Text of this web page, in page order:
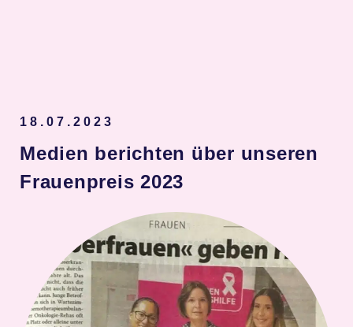
18.07.2023
Medien berichten über unseren
Frauenpreis 2023